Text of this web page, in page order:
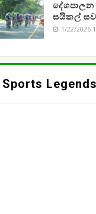
සයිකල්
1/22/2026
Sports Legends